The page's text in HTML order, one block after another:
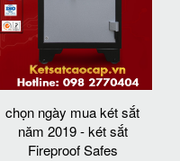
chọn ngày mua két sắt
năm 2019 - két sắt
Fireproof Safes